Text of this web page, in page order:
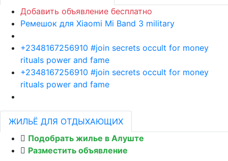
Добавить объявление бесплатно
Ремешок для Xiaomi Mi Band 3 military
+2348167256910 #join secrets occult for money
rituals power and fame
+2348167256910 #join secrets occult for money
rituals power and fame
ЖИЛЬЁ ДЛЯ ОТДЫХАЮЩИХ
Подобрать жилье в Алуште
Разместить объявление